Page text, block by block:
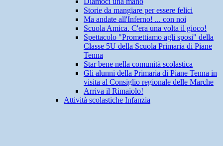
Storie da mangiare per essere felici
Ma andate all'Inferno! ... con noi
Scuola Amica. C'era una volta il gioco!
Spettacolo "Promettiamo agli sposi" della
Classe 5U della Scuola Primaria di Piane
Tenna
Star bene nella comunità scolastica
Gli alunni della Primaria di Piane Tenna in
visita al Consiglio regionale delle Marche
Arriva il Rimaiolo!
Attività scolastiche Infanzia